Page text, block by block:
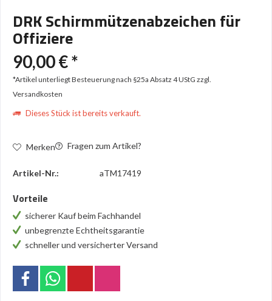
DRK Schirmmützenabzeichen für
Offiziere
90,00 € *
*Artikel unterliegt Besteuerung nach §25a Absatz 4 UStG zzgl.
Versandkosten
Dieses Stück ist bereits verkauft.
Merken Fragen zum Artikel?
Artikel-Nr.: aTM17419
Vorteile
sicherer Kauf beim Fachhandel
unbegrenzte Echtheitsgarantie
schneller und versicherter Versand